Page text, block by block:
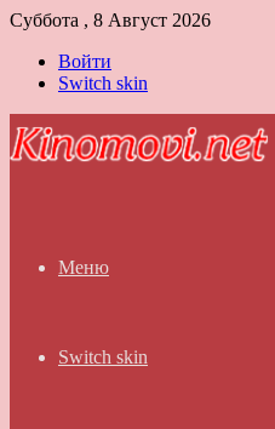
Суббота , 8 Август 2026
Войти
Switch skin
Меню
Switch skin